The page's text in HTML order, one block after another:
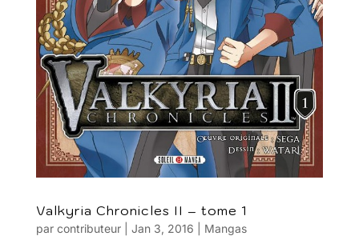
Valkyria Chronicles II – tome 1
par contributeur| Jan 3, 2016 Mangas